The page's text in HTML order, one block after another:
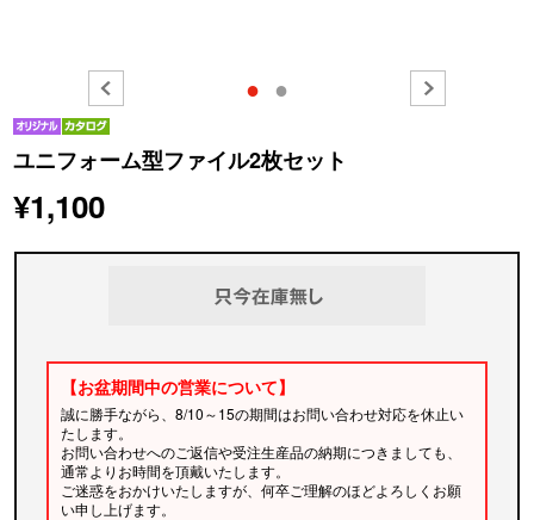
● ●
ユニフォーム型ファイル2枚セット
¥1,100
【お盆期間中の営業について】
誠に勝手ながら、8/10～15の期間はお問い合わせ対応を休止い
たします。
お問い合わせへのご返信や受注生産品の納期につきましても、
通常よりお時間を頂戴いたします。
ご迷惑をおかけいたしますが、何卒ご理解のほどよろしくお願
い申し上げます。